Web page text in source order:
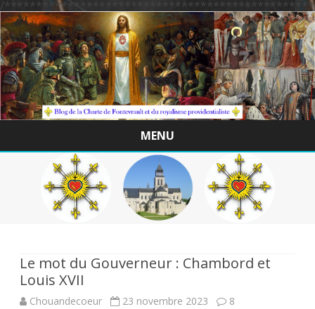
/
MENU
Skip
to
content
Le mot du Gouverneur : Chambord et
Louis XVII
Chouandecoeur 23 novembre 2023
8